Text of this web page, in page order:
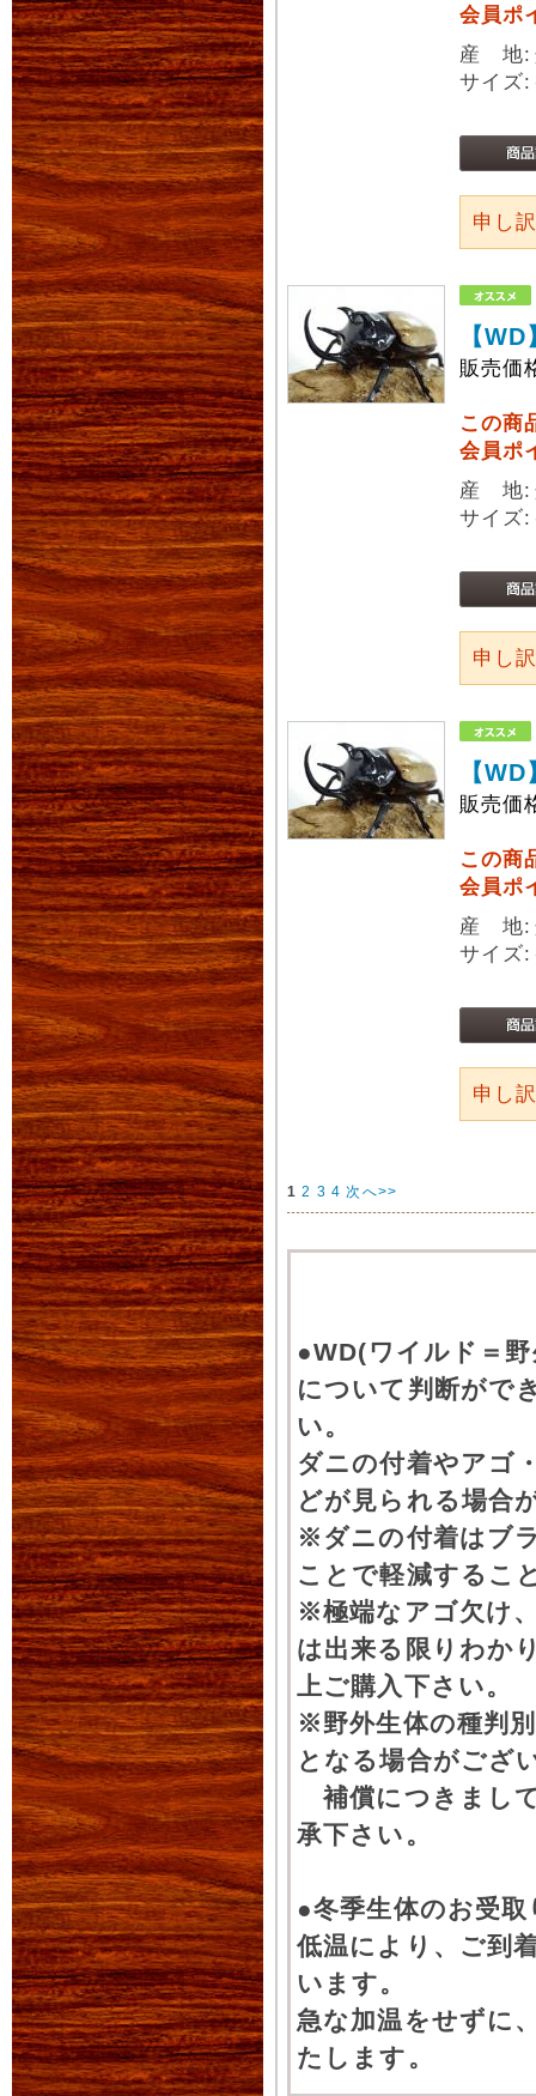
会員ポ
産 地:
サイ
申し
【
販売価
この商
会員ポ
産 地:
サイ
申し
【
販売価
この商
会員ポ
産 地:
サイ
申し
1 2 3 4 次へ>>
●WD(ワイルド＝
について判断がで
い。
ダニの付着やアゴ
どが見られる場合
※ダニの付着はブ
ことで軽減するこ
※極端なアゴ欠け
は出来る限りわか
上ご購入下さい。
※野外生体の種判
となる場合がござ
補償につきまし
承下さい。
●冬季生体のお受
低温により、ご到
います。
急な加温をせずに
たします。